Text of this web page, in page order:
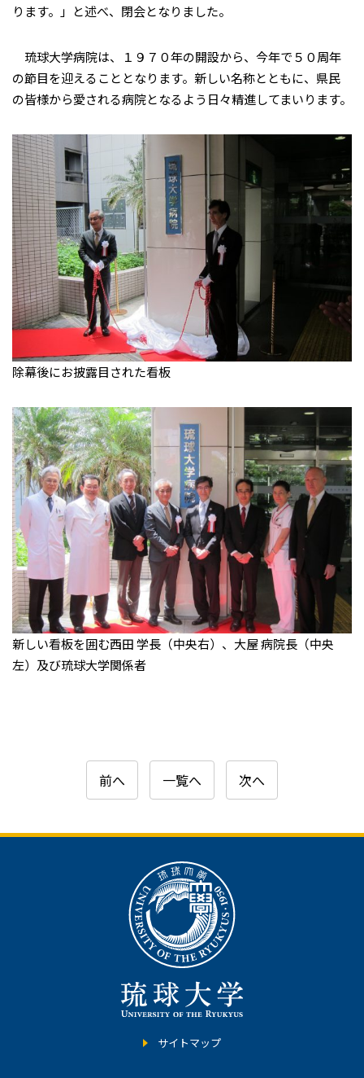
ります。」と述べ、閉会となりました。
琉球大学病院は、１９７０年の開設から、今年で５０周年
の節目を迎えることとなります。新しい名称とともに、県民
の皆様から愛される病院となるよう日々精進してまいります。
除幕後にお披露目された看板
新しい看板を囲む西田 学長（中央右）、大屋 病院長（中央
左）及び琉球大学関係者
前へ 一覧へ 次へ
サイトマップ